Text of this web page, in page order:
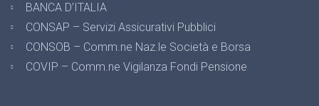
BANCA D’ITALIA
CONSAP – Servizi Assicurativi Pubblici
CONSOB – Comm.ne Naz.le Società e Borsa
COVIP – Comm.ne Vigilanza Fondi Pensione